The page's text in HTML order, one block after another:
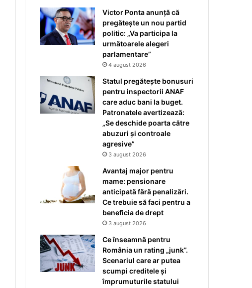
Victor Ponta anunță că
pregătește un nou partid
politic: „Va participa la
următoarele alegeri
parlamentare”
4 august 2026
Statul pregătește bonusuri
pentru inspectorii ANAF
care aduc bani la buget.
Patronatele avertizează:
„Se deschide poarta către
abuzuri și controale
agresive”
3 august 2026
Avantaj major pentru
mame: pensionare
anticipată fără penalizări.
Ce trebuie să faci pentru a
beneficia de drept
3 august 2026
Ce înseamnă pentru
România un rating „junk”.
Scenariul care ar putea
scumpi creditele și
împrumuturile statului